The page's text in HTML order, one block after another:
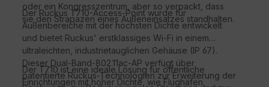
oder ein Kongresszentrum, aber so verpackt, dass
sie den Strapazen eines Außeneinsatzes standhalten.
Der Ruckus T710-Access-Point wurde für
Außenbereiche mit der höchsten Dichte entwickelt
und bietet Ruckus' erstklassiges Wi-Fi in einem
ultraleichten, industrietauglichen Gehäuse (IP 67).
Dieser Dual-Band-802.11ac-AP verfügt über
patentierte Ruckus-Technologien zur Erweiterung der
Der T710 ist eine ideale Lösung für öffentliche
Einrichtungen mit hoher Dichte, wie Flughäfen,